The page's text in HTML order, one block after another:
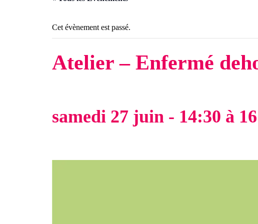
Cet évènement est passé.
Atelier – Enfermé
samedi 27 juin - 14:30 à